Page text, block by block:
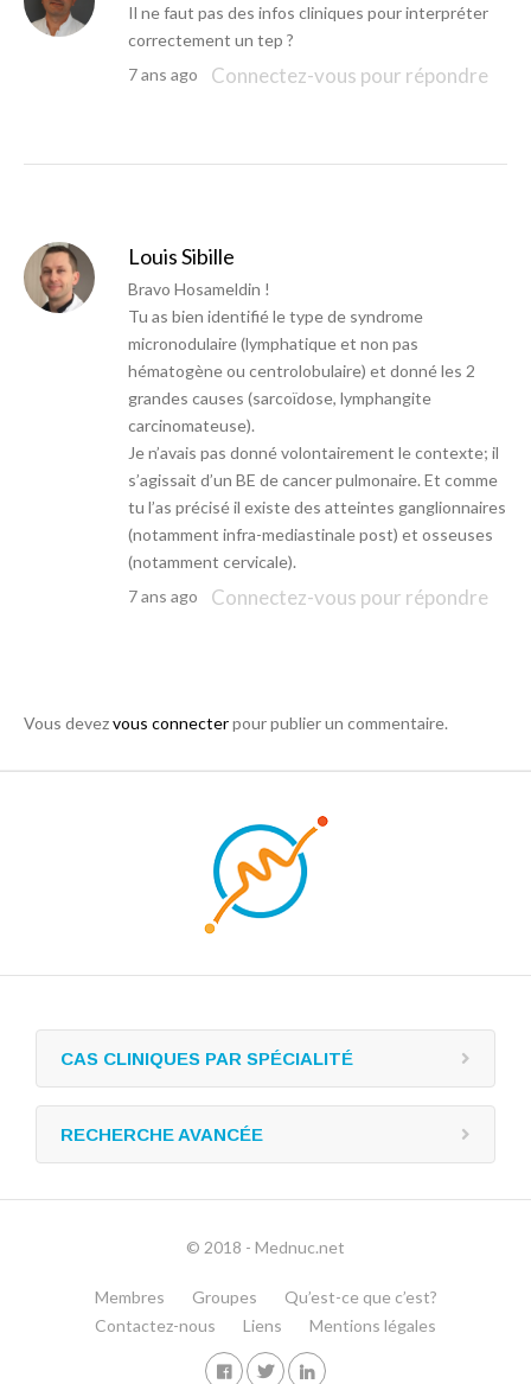
Il ne faut pas des infos cliniques pour interpréter
correctement un tep ?
7 ans ago
Connectez-vous pour répondre
Louis Sibille
Bravo Hosameldin !
Tu as bien identifié le type de syndrome
micronodulaire (lymphatique et non pas
hématogène ou centrolobulaire) et donné les 2
grandes causes (sarcoïdose, lymphangite
carcinomateuse).
Je n’avais pas donné volontairement le contexte; il
s’agissait d’un BE de cancer pulmonaire. Et comme
tu l’as précisé il existe des atteintes ganglionnaires
(notamment infra-mediastinale post) et osseuses
(notamment cervicale).
7 ans ago
Connectez-vous pour répondre
Vous devezvous connecterpour publier un commentaire.
CAS CLINIQUES PAR SPÉCIALITÉ
RECHERCHE AVANCÉE
© 2018 - Mednuc.net
Membres Groupes
Qu’est-ce que c’est?
Contactez-nous
Liens Mentions légales